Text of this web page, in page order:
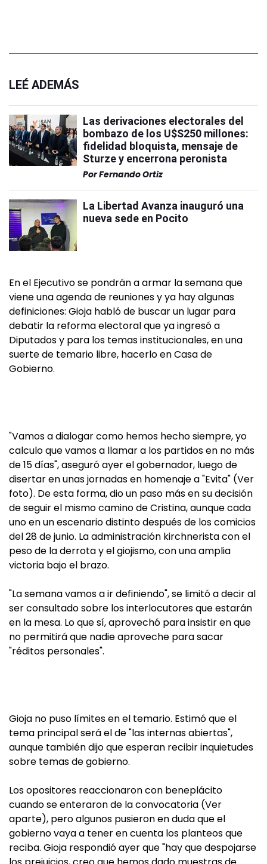
LEÉ ADEMÁS
Las derivaciones electorales del
bombazo de los U$S250 millones:
fidelidad bloquista, mensaje de
Sturze y encerrona peronista
PorFernando Ortiz
La Libertad Avanza inauguró una
nueva sede en Pocito
En el Ejecutivo se pondrán a armar la semana que
viene una agenda de reuniones y ya hay algunas
definiciones: Gioja habló de buscar un lugar para
debatir la reforma electoral que ya ingresó a
Diputados y para los temas institucionales, en una
suerte de temario libre, hacerlo en Casa de
Gobierno.
"Vamos a dialogar como hemos hecho siempre, yo
calculo que vamos a llamar a los partidos en no más
de 15 días", aseguró ayer el gobernador, luego de
disertar en unas jornadas en homenaje a "Evita" (Ver
foto). De esta forma, dio un paso más en su decisión
de seguir el mismo camino de Cristina, aunque cada
uno en un escenario distinto después de los comicios
del 28 de junio. La administración kirchnerista con el
peso de la derrota y el giojismo, con una amplia
victoria bajo el brazo.
"La semana vamos a ir definiendo", se limitó a decir al
ser consultado sobre los interlocutores que estarán
en la mesa. Lo que sí, aprovechó para insistir en que
no permitirá que nadie aproveche para sacar
"réditos personales".
Gioja no puso límites en el temario. Estimó que el
tema principal será el de "las internas abiertas",
aunque también dijo que esperan recibir inquietudes
sobre temas de gobierno.
Los opositores reaccionaron con beneplácito
cuando se enteraron de la convocatoria (Ver
aparte), pero algunos pusieron en duda que el
gobierno vaya a tener en cuenta los planteos que
reciba. Gioja respondió ayer que "hay que despojarse